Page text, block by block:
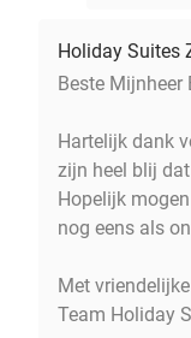
Holiday Suites
Beste Mijnheer
Hartelijk dank
zijn heel blij
Hopelijk
nog eens als
Met
Team Holiday